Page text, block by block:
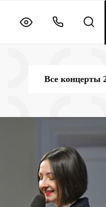
Все концерты